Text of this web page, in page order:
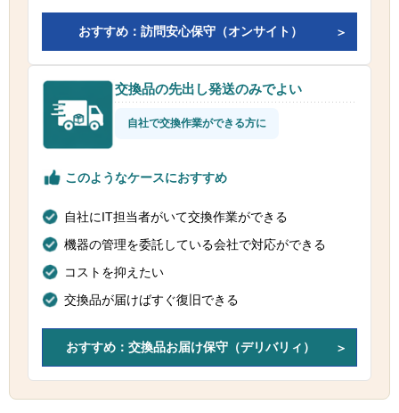
おすすめ：訪問安心保守（オンサイト）
交換品の先出し発送のみでよい
自社で交換作業ができる方に
このようなケースにおすすめ
自社にIT担当者がいて交換作業ができる
機器の管理を委託している会社で対応ができる
コストを抑えたい
交換品が届けばすぐ復旧できる
おすすめ：交換品お届け保守（デリバリィ）